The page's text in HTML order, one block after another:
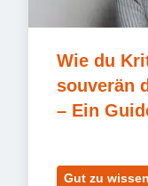
Wie du
souverän
– Ein
Gut zu wissen